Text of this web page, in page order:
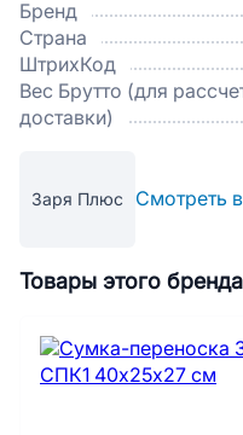
Бренд
Страна
ШтрихКод
Вес Брутто (для
доставки)
Заря Плюс Смотреть
Товары этого бренда